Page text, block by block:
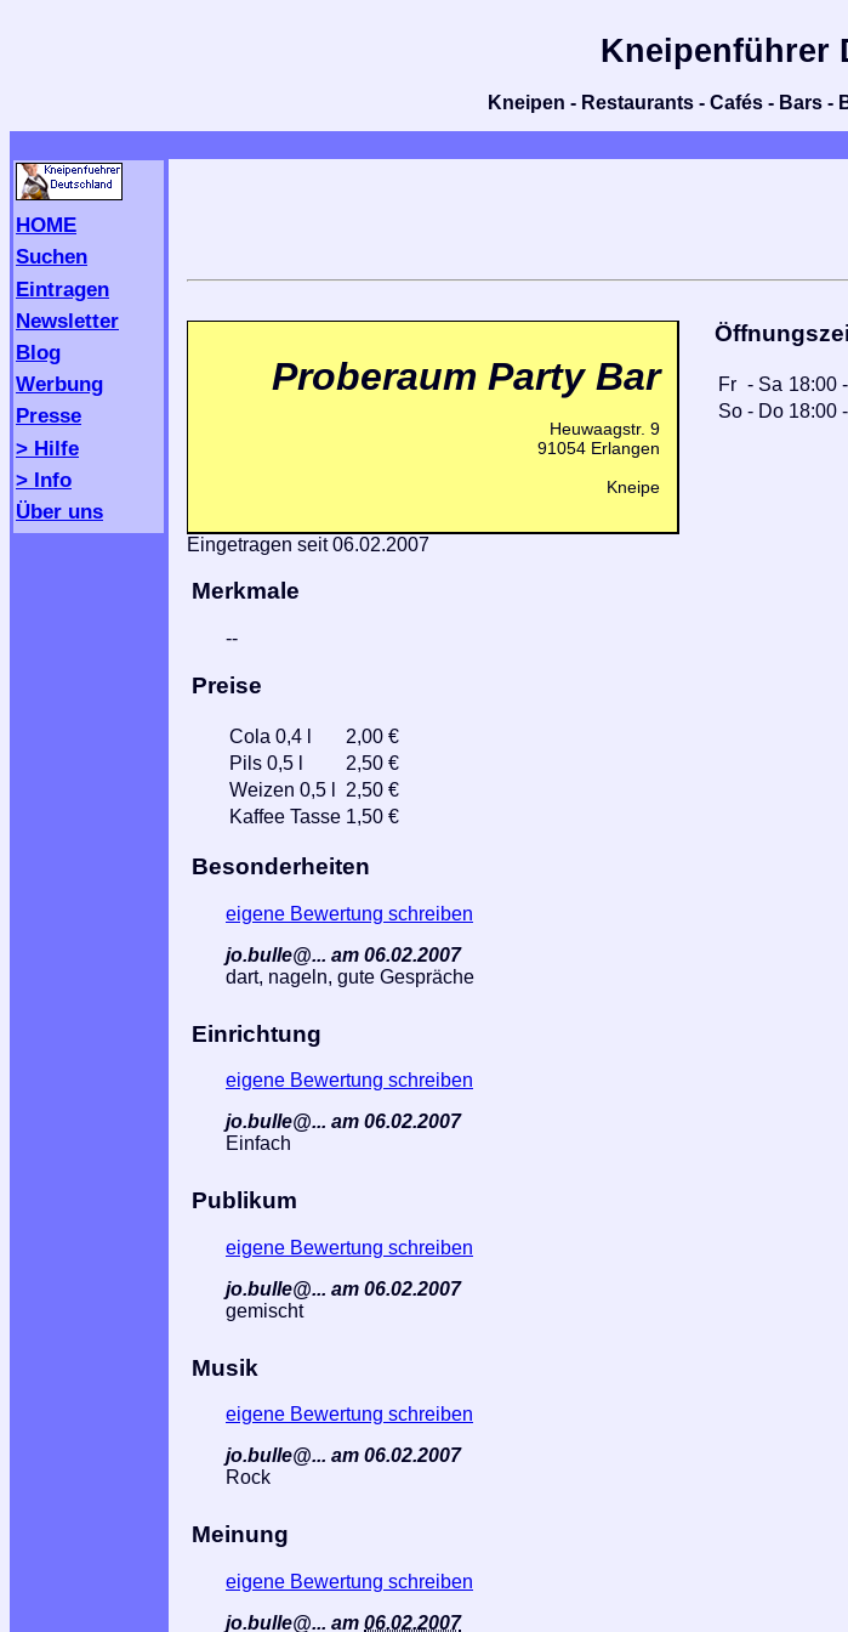
Kneipenführer
Kneipen - Restaurants - Cafés - Bars -
HOME
Suchen
Eintragen
Newsletter
Blog
Werbung
Presse
> Hilfe
> Info
Über uns
Proberaum Party Bar
Heuwaagstr. 9
91054 Erlangen
Kneipe
Fr - Sa 18:00 -
So - Do 18:00 -
Eingetragen seit 06.02.2007
Merkmale
--
Preise
Cola 0,4 l
2,00 €
Pils 0,5 l
2,50 €
Weizen 0,5 l
2,50 €
Kaffee Tasse 1,50 €
Besonderheiten
eigene Bewertung schreiben
jo.bulle@... am 06.02.2007
dart, nageln, gute Gespräche
Einrichtung
eigene Bewertung schreiben
jo.bulle@... am 06.02.2007
Einfach
Publikum
eigene Bewertung schreiben
jo.bulle@... am 06.02.2007
gemischt
Musik
eigene Bewertung schreiben
jo.bulle@... am 06.02.2007
Rock
Meinung
eigene Bewertung schreiben
jo.bulle@... am 06.02.2007